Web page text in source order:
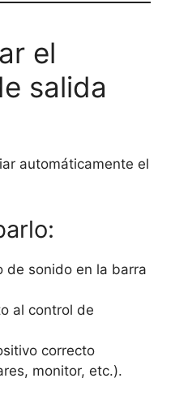
el
salida
automáticamente el
de sonido en la barra
al control de
correcto
monitor, etc.).